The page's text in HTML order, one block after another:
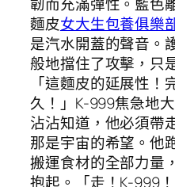
韌而充滿彈性。藍色
麵皮女大生包養俱樂
是汽水開蓋的聲音。
般地擋住了攻擊，只
「這麵皮的延展性！
久！」K-999焦急地
沾沾知道，他必須帶
那是宇宙的希望。他
搬運食材的全部力量
抱起。「走！K-999